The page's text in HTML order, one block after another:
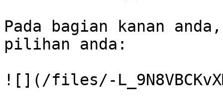
Pada bagian kanan
pilihan anda:
![](/files/-